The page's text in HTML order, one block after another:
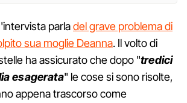
parladel grave problema di
sua moglie Deanna. Il volto di
ha assicurato che dopo "tredici
esagerata" le cose si sono risolte,
appena trascorso come